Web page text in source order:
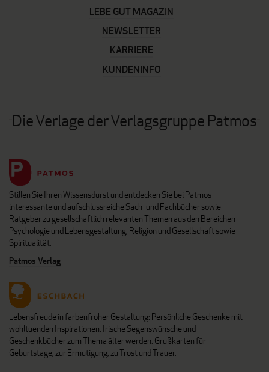
LEBE GUT MAGAZIN
NEWSLETTER
KARRIERE
KUNDENINFO
Die Verlage der Verlagsgruppe Patmos
Stillen Sie Ihren Wissensdurst und entdecken Sie bei Patmos
interessante und aufschlussreiche Sach- und Fachbücher sowie
Ratgeber zu gesellschaftlich relevanten Themen aus den Bereichen
Psychologie und Lebensgestaltung, Religion und Gesellschaft sowie
Spiritualität.
Patmos Verlag
Lebensfreude in farbenfroher Gestaltung: Persönliche Geschenke mit
wohltuenden Inspirationen. Irische Segenswünsche und
Geschenkbücher zum Thema älter werden. Grußkarten für
Geburtstage, zur Ermutigung, zu Trost und Trauer.